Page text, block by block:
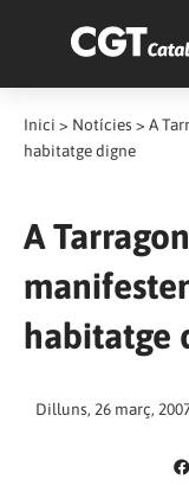
Inici > Notícies > A
habitatge digne
A
habitatge
Dilluns, 26 març,